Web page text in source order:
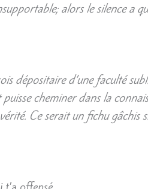
alors le silence a
dépositaire d’une faculté
cheminer dans la
Ce serait un fichu gâchis